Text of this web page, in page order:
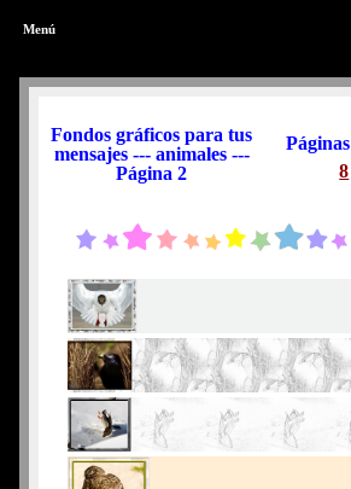
Menú
Fondos gráficos para tus
mensajes --- animales ---
Página 2
Páginas
8